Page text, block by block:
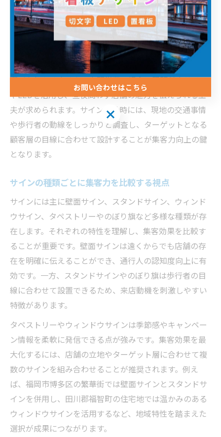
が効果的ですが、閑静な住宅街では落ち着いた色調や自
然素材を使うことで周囲と調和しつつ存在感を発揮でき
また、視認性を高めるためには文字の大きさやフォント
選びも欠かせません。夜間営業の場合は照明付きサイン
やLEDを活用し、昼夜問わず店舗の魅力を伝えられる工
夫が求められます。サイン設計時には、現地の交通事情
や歩行者の動線をしっかりと調査し、ターゲットとなる
顧客層の目線に合わせて設計することが集客力向上の鍵
となります。
サインの種類ごとに集客力を比較する視点
サインには主に壁面サイン、スタンドサイン、ウィンド
ウサイン、タペストリーやのぼり旗など多様な種類が存
在します。それぞれの特性を理解し、集客効果を比較す
ることが重要です。壁面サインは遠くからでも店舗の存
在を明確に伝えることができ、通行人の認知度向上に有
効です。一方、スタンドサインやのぼり旗は歩行者の目
線に合わせて設置できるため、来店動機を刺激しやすい
特徴があります。
タペストリーやウィンドウサインは季節感やキャンペー
ン情報を柔軟に発信できる点が強みです。集客効果を最
大化するには、店舗の立地やターゲット層に合わせて複
数のサインを組み合わせることが推奨されます。例え
ば、福岡市博多区の繁華街では壁面サインとスタンドサ
インを併用し、田川郡福智町の住宅地では温かみのある
ウィンドウサインを活用するなど、地域特性を踏まえた
選択が成果につながります。
お問い合わせはこちら